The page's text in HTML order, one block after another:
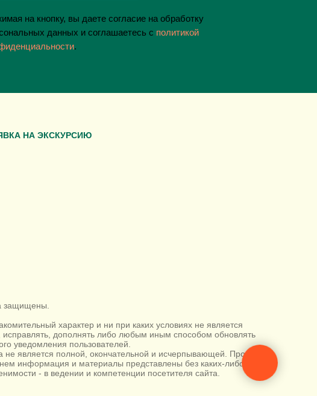
на кнопку, вы даете согласие на обработку
данных и соглашаетесь c политикой
.
НА ЭКСКУРСИЮ
защищены.
характер и ни при каких условиях не является
дополнять либо любым иным способом обновлять
уведомления пользователей.
является полной, окончательной и исчерпывающей. Просим
информация и материалы представлены без каких-либо
- в ведении и компетенции посетителя сайта.